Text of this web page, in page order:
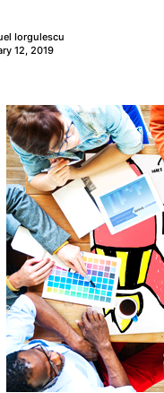
Iorgulescu
12, 2019